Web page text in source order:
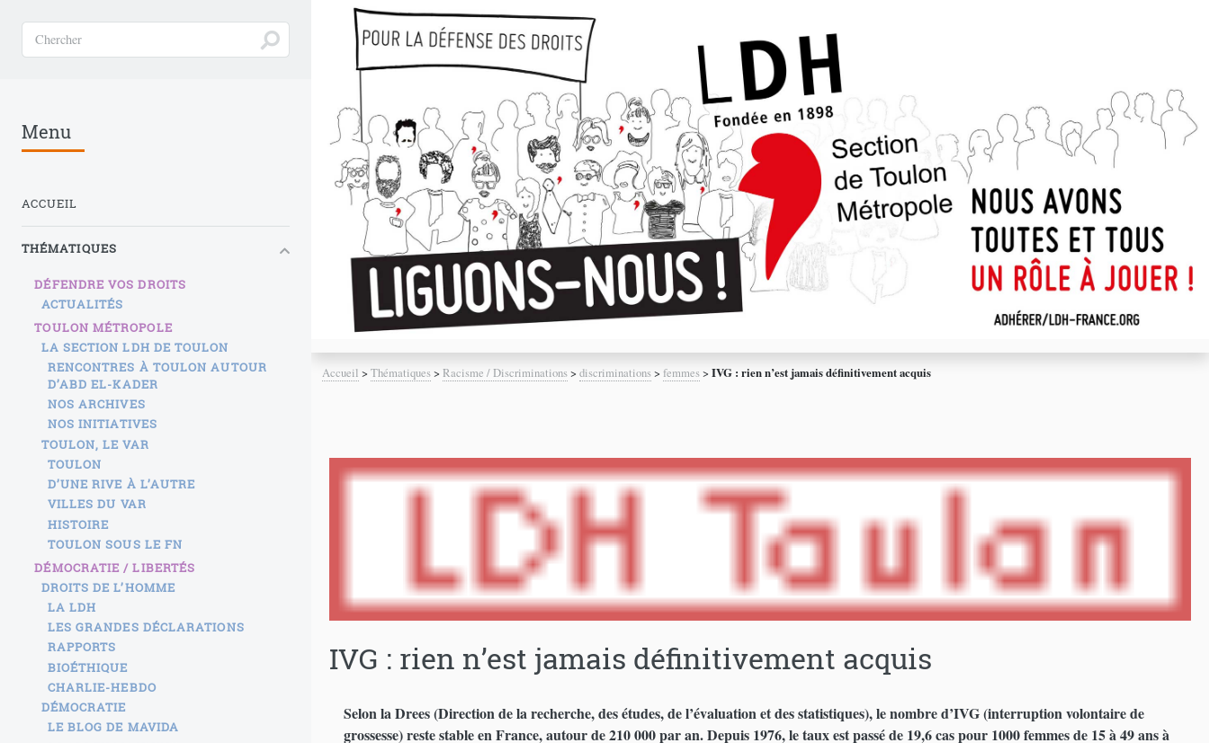
Accueil >Thématiques>Racisme / Discriminations>discriminations>femmes>IVG : rien n’est jamais définitivement acquis
IVG : rien n’est jamais définitivement acquis
Selon la Drees (Direction de la recherche, des études, de l’évaluation et des statistiques), le nombre d’IVG (interruption volontaire de
grossesse) reste stable en France, autour de 210 000 par an. Depuis 1976, le taux est passé de 19,6 cas pour 1000 femmes de 15 à 49 ans à
Menu
ACCUEIL
THÉMATIQUES
DÉFENDRE VOS DROITS
ACTUALITÉS
TOULON MÉTROPOLE
LA SECTION LDH DE TOULON
RENCONTRES À TOULON AUTOUR
D’ABD EL-KADER
NOS ARCHIVES
NOS INITIATIVES
TOULON, LE VAR
TOULON
D’UNE RIVE À L’AUTRE
VILLES DU VAR
HISTOIRE
TOULON SOUS LE FN
DÉMOCRATIE / LIBERTÉS
DROITS DE L’HOMME
LA LDH
LES GRANDES DÉCLARATIONS
RAPPORTS
BIOÉTHIQUE
CHARLIE-HEBDO
DÉMOCRATIE
LE BLOG DE MAVIDA